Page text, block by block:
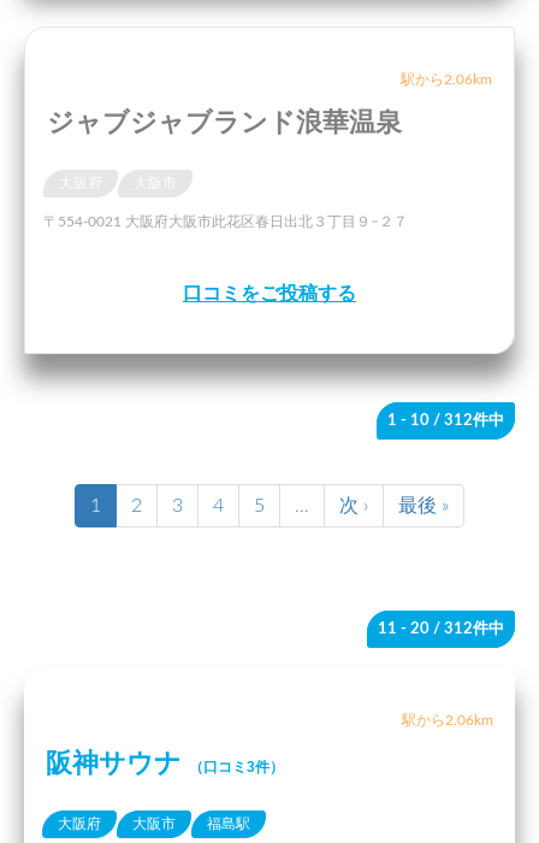
駅から2.06km
ジャブジャブランド浪華温泉
〒554-0021 大阪府大阪市此花区春日出北３丁目９−２７
口コミをご投稿する
1 - 10 / 312件中
1 2 3 4 5 … 次 › 最後 »
11 - 20 / 312件中
駅から2.06km
阪神サウナ （口コミ3件）
大阪府 大阪市 福島駅